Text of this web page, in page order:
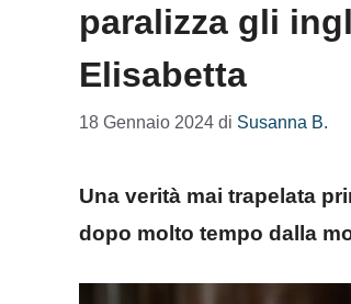
paralizza gli
Elisabetta
18 Gennaio 2024 di Susanna B.
Una verità mai trapelata
dopo molto tempo dalla